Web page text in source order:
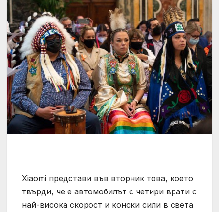
Xiaomi представи във вторник това, което
твърди, че е автомобилът с четири врати с
най-висока скорост и конски сили в света